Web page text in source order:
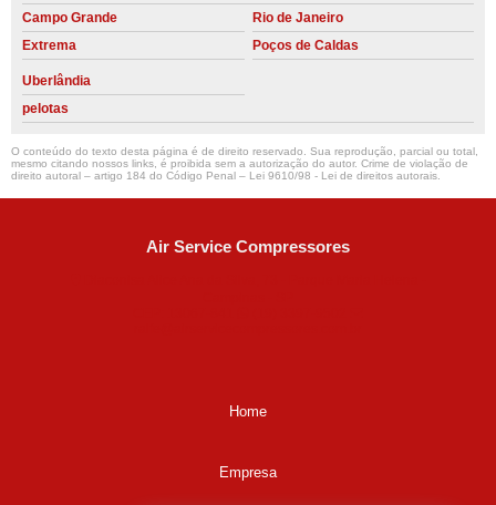
Campo Grande
Rio de Janeiro
Extrema
Poços de Caldas
Uberlândia
pelotas
O conteúdo do texto desta página é de direito reservado. Sua reprodução, parcial ou total,
mesmo citando nossos links, é proibida sem a autorização do autor. Crime de violação de
direito autoral – artigo 184 do Código Penal – Lei 9610/98 - Lei de direitos autorais.
Air Service Compressores
Home
Empresa